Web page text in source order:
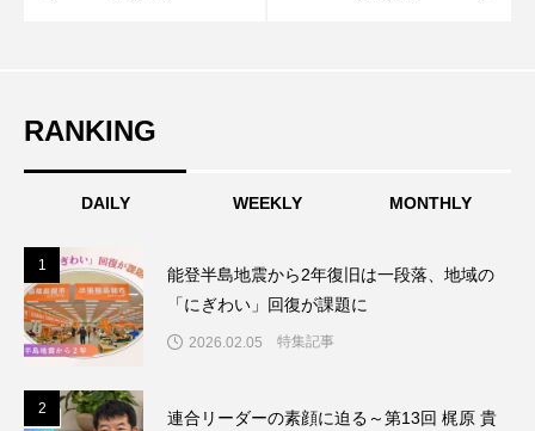
RANKING
DAILY WEEKLY MONTHLY
1
能登半島地震から2年復旧は一段落、地域の
「にぎわい」回復が課題に
2026.02.05 特集記事
2
連合リーダーの素顔に迫る～第13回 梶原 貴